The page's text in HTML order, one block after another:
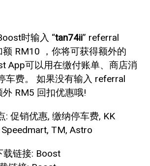
时输入 “tan74ii” referral
RM10 ，你将可获得额外的
App可以用在缴付账单、商店消
车费。 如果没有输入 referral
RM5 回扣优惠哦!
: 促销优惠, 缴纳停车费, KK
TM, Astro
载链接: Boost